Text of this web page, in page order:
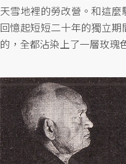
天雪地裡的勞改營。和這麼
回憶起短短二十年的獨立
的，全都沾染上了一層玫瑰